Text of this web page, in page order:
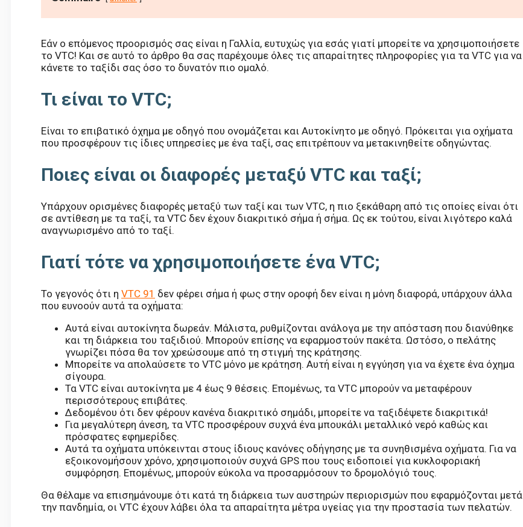
Εάν ο επόμενος προορισμός σας είναι η Γαλλία, ευτυχώς για εσάς γιατί μπορείτε να χρησιμοποιήσετε
το VTC! Και σε αυτό το άρθρο θα σας παρέχουμε όλες τις απαραίτητες πληροφορίες για τα VTC για να
κάνετε το ταξίδι σας όσο το δυνατόν πιο ομαλό.
Τι είναι το VTC;
Είναι το επιβατικό όχημα με οδηγό που ονομάζεται και Αυτοκίνητο με οδηγό. Πρόκειται για οχήματα
που προσφέρουν τις ίδιες υπηρεσίες με ένα ταξί, σας επιτρέπουν να μετακινηθείτε οδηγώντας.
Ποιες είναι οι διαφορές μεταξύ VTC και ταξί;
Υπάρχουν ορισμένες διαφορές μεταξύ των ταξί και των VTC, η πιο ξεκάθαρη από τις οποίες είναι ότι
σε αντίθεση με τα ταξί, τα VTC δεν έχουν διακριτικό σήμα ή σήμα. Ως εκ τούτου, είναι λιγότερο καλά
αναγνωρισμένο από το ταξί.
Γιατί τότε να χρησιμοποιήσετε ένα VTC;
Το γεγονός ότι η VTC 91 δεν φέρει σήμα ή φως στην οροφή δεν είναι η μόνη διαφορά, υπάρχουν άλλα
που ευνοούν αυτά τα οχήματα:
Αυτά είναι αυτοκίνητα δωρεάν. Μάλιστα, ρυθμίζονται ανάλογα με την απόσταση που διανύθηκε
και τη διάρκεια του ταξιδιού. Μπορούν επίσης να εφαρμοστούν πακέτα. Ωστόσο, ο πελάτης
γνωρίζει πόσα θα τον χρεώσουμε από τη στιγμή της κράτησης.
Μπορείτε να απολαύσετε το VTC μόνο με κράτηση. Αυτή είναι η εγγύηση για να έχετε ένα όχημα
σίγουρα.
Τα VTC είναι αυτοκίνητα με 4 έως 9 θέσεις. Επομένως, τα VTC μπορούν να μεταφέρουν
περισσότερους επιβάτες.
Δεδομένου ότι δεν φέρουν κανένα διακριτικό σημάδι, μπορείτε να ταξιδέψετε διακριτικά!
Για μεγαλύτερη άνεση, τα VTC προσφέρουν συχνά ένα μπουκάλι μεταλλικό νερό καθώς και
πρόσφατες εφημερίδες.
Αυτά τα οχήματα υπόκεινται στους ίδιους κανόνες οδήγησης με τα συνηθισμένα οχήματα. Για να
εξοικονομήσουν χρόνο, χρησιμοποιούν συχνά GPS που τους ειδοποιεί για κυκλοφοριακή
συμφόρηση. Επομένως, μπορούν εύκολα να προσαρμόσουν το δρομολόγιό τους.
Θα θέλαμε να επισημάνουμε ότι κατά τη διάρκεια των αυστηρών περιορισμών που εφαρμόζονται μετά
την πανδημία, οι VTC έχουν λάβει όλα τα απαραίτητα μέτρα υγείας για την προστασία των πελατών.